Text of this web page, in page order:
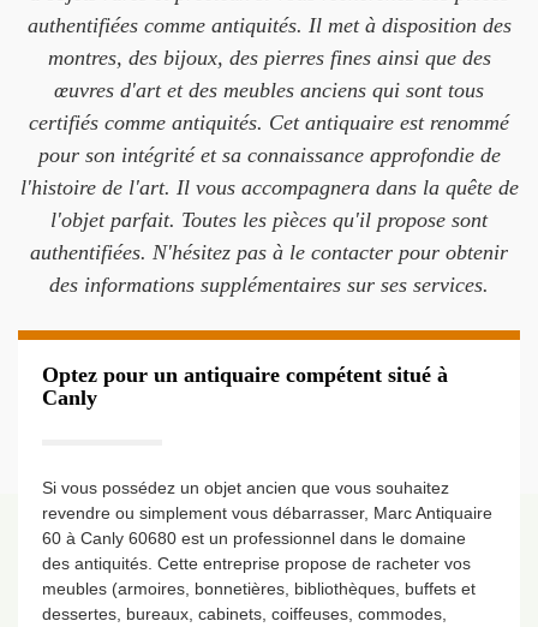
authentifiées comme antiquités. Il met à disposition des
montres, des bijoux, des pierres fines ainsi que des
œuvres d'art et des meubles anciens qui sont tous
certifiés comme antiquités. Cet antiquaire est renommé
pour son intégrité et sa connaissance approfondie de
l'histoire de l'art. Il vous accompagnera dans la quête de
l'objet parfait. Toutes les pièces qu'il propose sont
authentifiées. N'hésitez pas à le contacter pour obtenir
des informations supplémentaires sur ses services.
Optez pour un antiquaire compétent situé à
Canly
Si vous possédez un objet ancien que vous souhaitez
revendre ou simplement vous débarrasser, Marc Antiquaire
60 à Canly 60680 est un professionnel dans le domaine
des antiquités. Cette entreprise propose de racheter vos
meubles (armoires, bonnetières, bibliothèques, buffets et
dessertes, bureaux, cabinets, coiffeuses, commodes,